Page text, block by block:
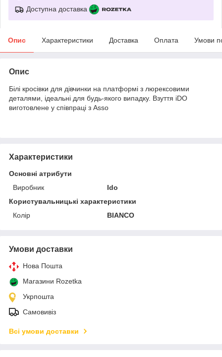
Доступна доставка
Опис Характеристики Доставка Оплата Умови
Опис
Білі кросівки для дівчинки на платформі з люрексовими
деталями, ідеальні для будь-якого випадку. Взуття iDO
виготовлене у співпраці з Asso
Характеристики
Основні атрибути
Виробник
Ido
Користувальницькі характеристики
Колір
BIANCO
Умови доставки
Нова Пошта
Магазини Rozetka
Укрпошта
Самовивіз
Всі умови доставки